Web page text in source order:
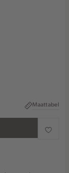
Maattabel